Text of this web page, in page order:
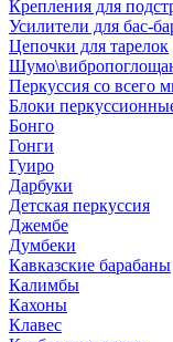
Крепления для
Усилители для бас-
Цепочки для тарелок
Перкуссия со всего
Блоки
Бонго
Гонги
Гуиро
Дарбуки
Детская перкуссия
Джембе
Думбеки
Кавказские барабаны
Калимбы
Кахоны
Клавес